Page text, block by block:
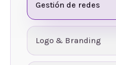
Gestión de redes
Logo & Branding